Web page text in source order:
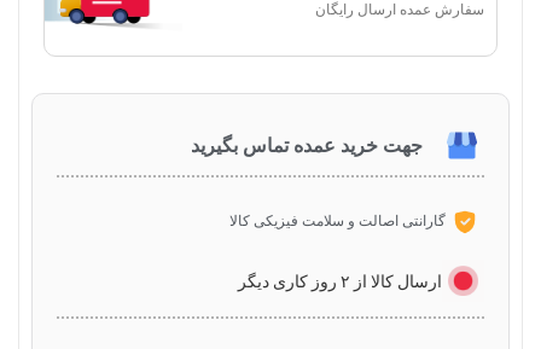
سفارش عمده ارسال رایگان
جهت خرید عمده تماس بگیرید
گارانتی اصالت و سلامت فیزیکی کالا
ارسال کالا از ۲ روز کاری دیگر